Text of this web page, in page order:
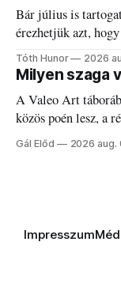
Bár július is
érezhetjük azt,
Tóth Hunor 2026
Milyen szaga
A Valeo Art
közös poén lesz, a
visszatalálnak
Gál Előd 2026 aug.
Impresszum